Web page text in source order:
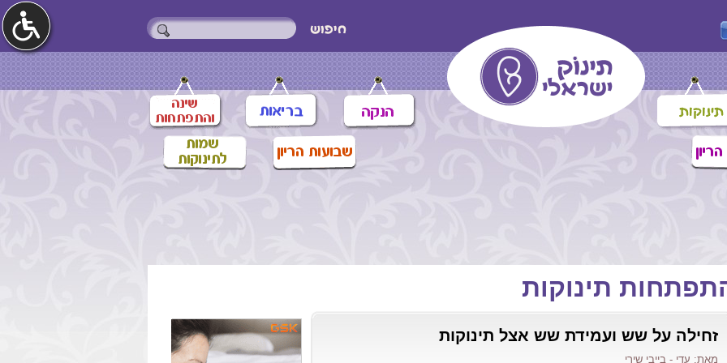
תינוקות
זחילה על שש ועמידת שש אצל תינוקות
מאת: עדי - בייבי שירי